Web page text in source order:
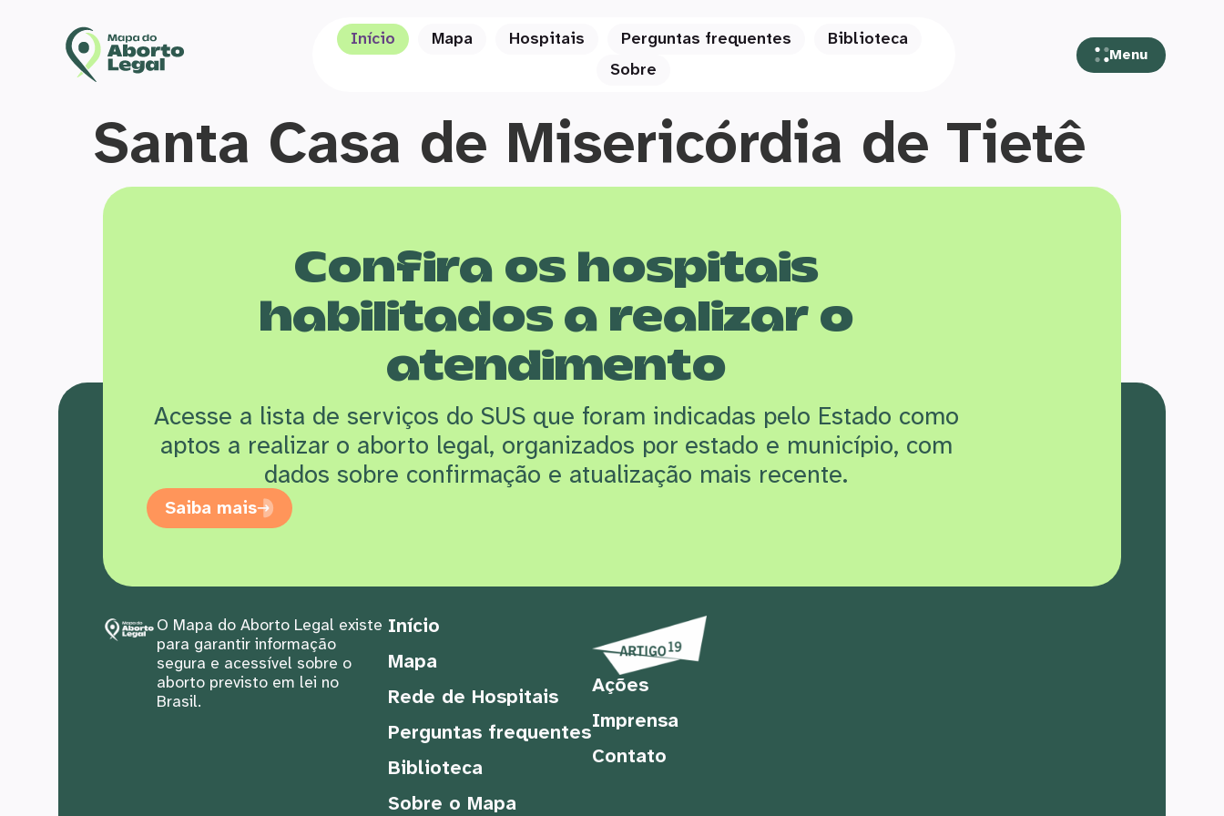
Início Mapa Hospitais Perguntas frequentes
Biblioteca
Sobre
Menu
Santa Casa de Misericórdia de Tietê
Confira os hospitais
habilitados a realizar o
atendimento
Acesse a lista de serviços do SUS que foram indicadas pelo Estado como
aptos a realizar o aborto legal, organizados por estado e município, com
dados sobre confirmação e atualização mais recente.
Saiba mais
O Mapa do Aborto Legal existe
para garantir informação
segura e acessível sobre o
aborto previsto em lei no
Brasil.
Início
Mapa
Rede de Hospitais
Perguntas frequentes
Biblioteca
Sobre o Mapa
Ações
Imprensa
Contato